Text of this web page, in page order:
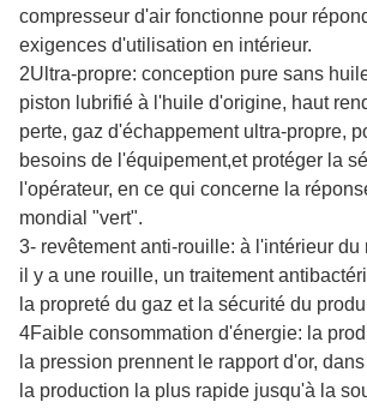
compresseur d'air fonctionne pour
exigences d'utilisation en intérieur.
2Ultra-propre: conception pure sans
piston lubrifié à l'huile d'origine, haut
perte, gaz d'échappement ultra-propre,
besoins de l'équipement,et protéger la
l'opérateur, en ce qui concerne la
mondial "vert".
3- revêtement anti-rouille: à l'intérieur du
il y a une rouille, un traitement
la propreté du gaz et la sécurité du
4Faible consommation d'énergie: la
la pression prennent le rapport d'or,
la production la plus rapide jusqu'à la